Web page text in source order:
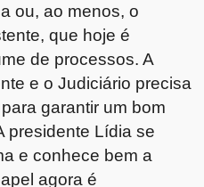
ou, ao menos, o
que hoje é
de processos. A
e o Judiciário precisa
garantir um bom
presidente Lídia se
e conhece bem a
agora é